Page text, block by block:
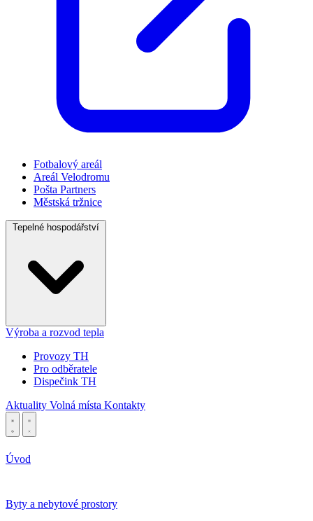
Fotbalový areál
Areál Velodromu
Pošta Partners
Městská tržnice
Tepelné hospodářství
Výroba a rozvod tepla
Provozy TH
Pro odběratele
Dispečink TH
Aktuality Volná místa Kontakty
Úvod
Byty a nebytové prostory